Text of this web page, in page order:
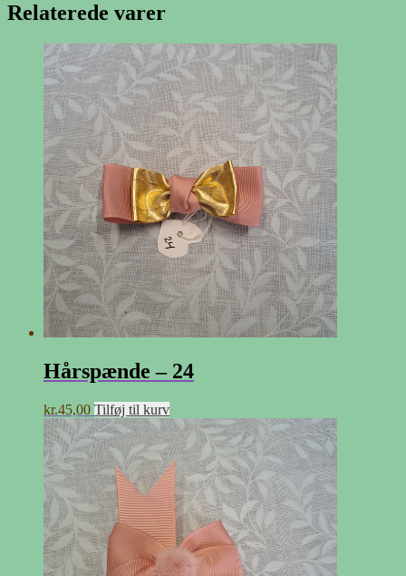
Relaterede varer
Hårspænde – 24
kr.45,00 Tilføj til kurv